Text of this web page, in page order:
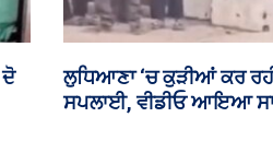
ਪੰਜਾਬ ‘ਚ ਕਰਨਾਟਕ ਦੇ
ਹੱਤਿਆ, ਦੋ ਭਰਾਵਾਂ ਨੇ ਪੈਸੇ ਲਈ